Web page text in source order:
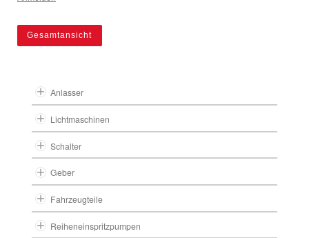
Gesamtansicht
Anlasser
Lichtmaschinen
Schalter
Geber
Fahrzeugteile
Reiheneinspritzpumpen